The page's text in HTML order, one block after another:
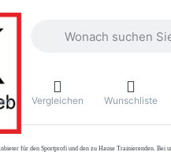
Vergleichen Wunschliste
für den Sportprofi und den zu Hause Trainierenden. Bei